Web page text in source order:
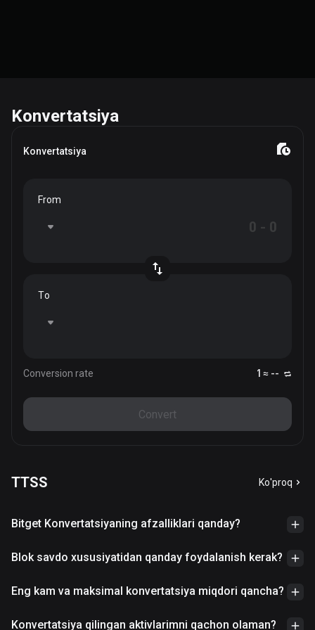
Konvertatsiya
Konvertatsiya
From
To
Conversion rate 1 ≈ --
Convert
TTSS Ko'proq
Bitget Konvertatsiyaning afzalliklari qanday?
Blok savdo xususiyatidan qanday foydalanish kerak?
Eng kam va maksimal konvertatsiya miqdori qancha?
Konvertatsiya qilingan aktivlarimni qachon olaman?